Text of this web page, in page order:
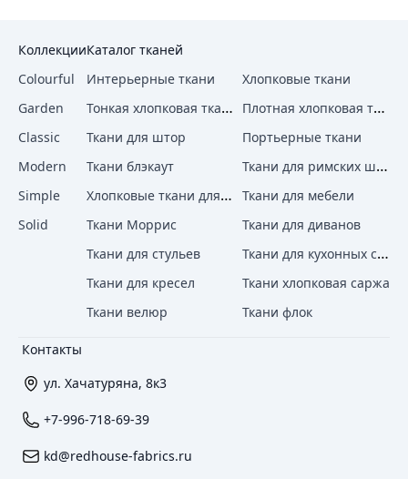
Контакты
ул. Хачатуряна, 8к3
+7-996-718-69-39
kd@redhouse-fabrics.ru
Коллекции
Colourful
Garden
Classic
Modern
Simple
Solid
Каталог тканей
Интерьерные ткани
Хлопковые ткани
Тонкая хлопковая ткань Плотная хлопковая ткань
Ткани для штор
Портьерные ткани
Ткани блэкаут
Ткани для римских штор
Хлопковые ткани для штор
Ткани для мебели
Ткани Моррис
Ткани для диванов
Ткани для стульев
Ткани для кухонных стульев
Ткани для кресел
Ткани хлопковая саржа
Ткани велюр
Ткани флок